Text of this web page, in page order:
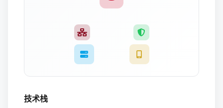
技术栈